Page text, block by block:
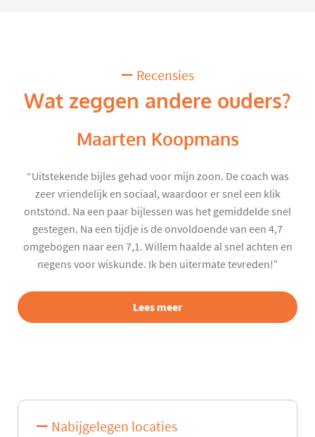
Recensies
Wat zeggen andere ouders?
Maarten Koopmans
“Uitstekende bijles gehad voor mijn zoon. De coach was
zeer vriendelijk en sociaal, waardoor er snel een klik
ontstond. Na een paar bijlessen was het gemiddelde snel
gestegen. Na een tijdje is de onvoldoende van een 4,7
omgebogen naar een 7,1. Willem haalde al snel achten en
negens voor wiskunde. Ik ben uitermate tevreden!”
Lees meer
Nabijgelegen locaties